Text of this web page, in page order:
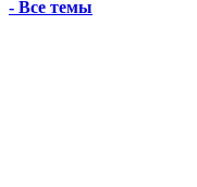
- Все темы